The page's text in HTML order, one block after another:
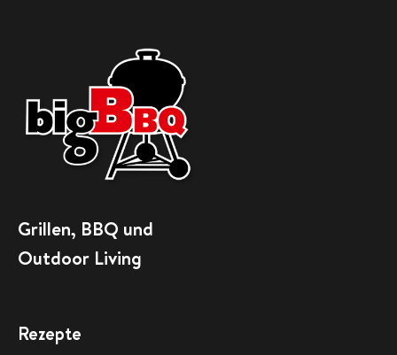
Grillen, BBQ und
Outdoor Living
Rezepte